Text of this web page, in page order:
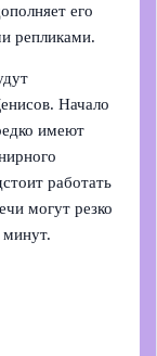
его
репликами.
Начало
имеют
работать
могут резко
минут.